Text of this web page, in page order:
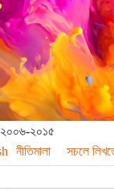
২০০৬-২০১৫
নীতিমালা সচলে